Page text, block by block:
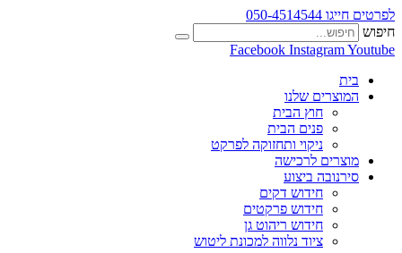
לפרטים חייגו 050-4514544
חיפוש
Facebook InstagramYoutube
בית
המוצרים שלנו
חוץ הבית
פנים הבית
ניקוי ותחזוקה לפרקט
מוצרים לרכישה
סירנובה ביצוע
חידוש דקים
חידוש פרקטים
חידוש ריהוט גן
ציוד נלווה למכונת ליטוש